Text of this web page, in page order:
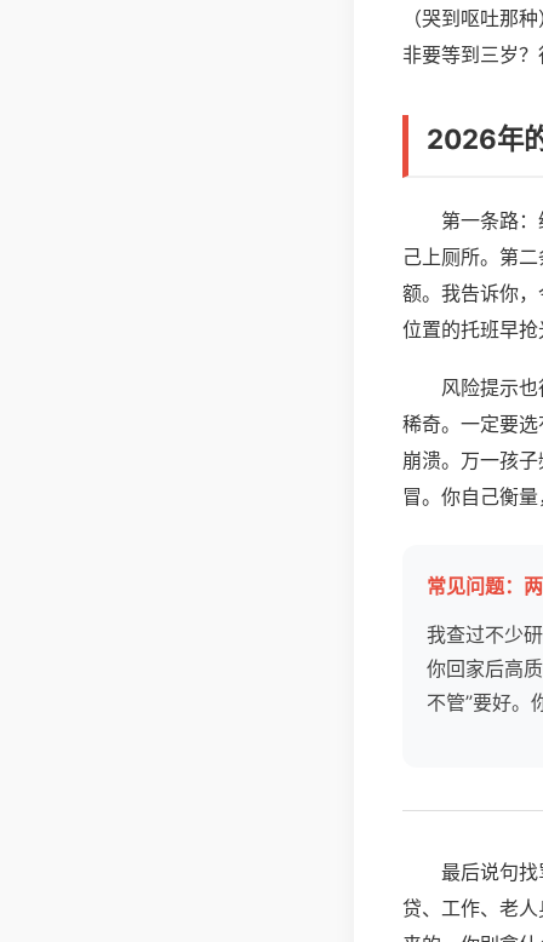
（哭到呕吐那
非要等到三岁
2026年
第一条路
己上厕所。第
额。我告诉你
位置的托班早
风险提示
稀奇。一定要
崩溃。万一孩
冒。你自己衡
常见问题：
我查过不少
你回家后高
不管”要好。
最后说句
贷、工作、老